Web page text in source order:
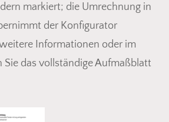
sich keine Produkte
im Warenkorb.
markiert; die Umrechnung in
der Konfigurator
Informationen oder im
Sie das vollständige Aufmaßblatt